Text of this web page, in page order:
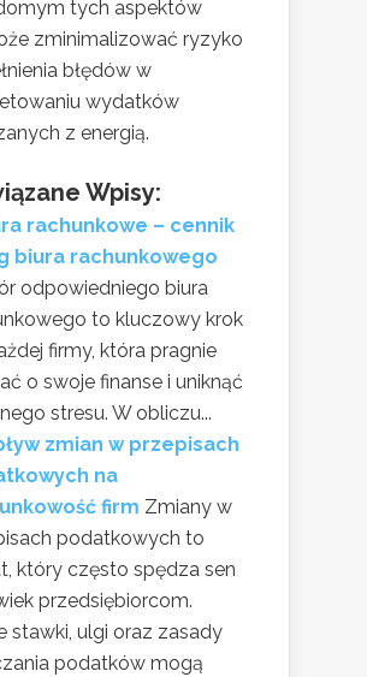
tych aspektów
zminimalizować ryzyko
błędów w
wydatków
z energią.
Wpisy:
rachunkowe – cennik
biura rachunkowego
odpowiedniego biura
to kluczowy krok
firmy, która pragnie
o swoje finanse i uniknąć
stresu. W obliczu...
zmian w przepisach
na
firm Zmiany w
podatkowych to
który często spędza sen
przedsiębiorcom.
stawki, ulgi oraz zasady
podatków mogą